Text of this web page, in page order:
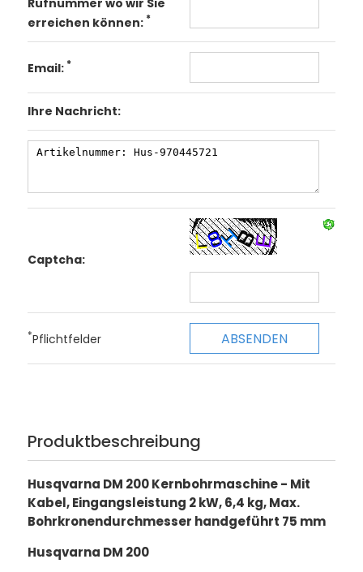
Rufnummer wo wir Sie
erreichen können: *
Email: *
Ihre Nachricht:
Captcha:
*Pflichtfelder
Produktbeschreibung
Husqvarna DM 200 Kernbohrmaschine - Mit
Kabel, Eingangsleistung 2 kW, 6,4 kg, Max.
Bohrkronendurchmesser handgeführt 75 mm
Husqvarna DM 200